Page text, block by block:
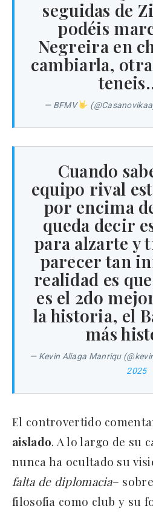
seguidas de
podéis
Negreira en
cambiarla,
— BFMV
Cuando
equipo rival
por encima
queda decir
para alzarte y
parecer tan
realidad es
es el 2do
la historia, el
más
— Kevin Aliaga Manriqu
2025
El controvertido
aislado. A lo largo de su
nunca ha ocultado su
falta de diplomacia–
filosofia como club y su